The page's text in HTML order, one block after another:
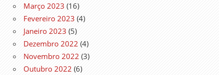
Março 2023 (16)
Fevereiro 2023 (4)
Janeiro 2023 (5)
Dezembro 2022 (4)
Novembro 2022 (3)
Outubro 2022 (6)